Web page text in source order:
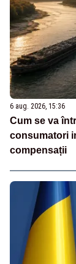
6 aug. 2026, 15:36
Cum se va
consumatori
compensații